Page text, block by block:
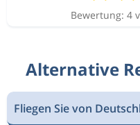
Bewertung: 4
Alternative
Fliegen Sie von